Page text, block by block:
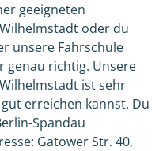
geeigneten
oder du
unsere Fahrschule
genau richtig. Unsere
ist sehr
erreichen kannst. Du
Spandau
Gatower Str. 40,